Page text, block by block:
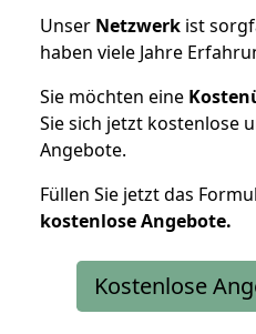
Unser Netzwerk ist
haben viele Jahre
Sie möchten eine
Sie sich jetzt kostenlose
Angebote.
Füllen Sie jetzt das
kostenloseAngebote.
Kostenlose